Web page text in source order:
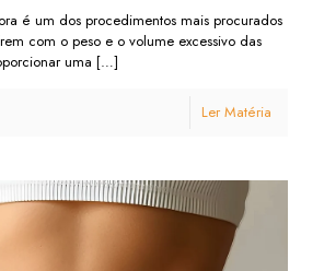
é um dos procedimentos mais procurados
com o peso e o volume excessivo das
uma […]
Ler Matéria